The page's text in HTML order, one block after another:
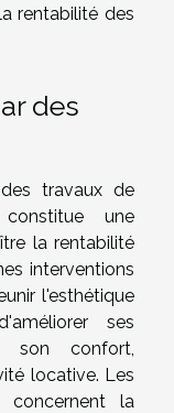
rentabilité des
des
travaux de
une
la rentabilité
interventions
l'esthétique
ses
son confort,
locative. Les
concernent la